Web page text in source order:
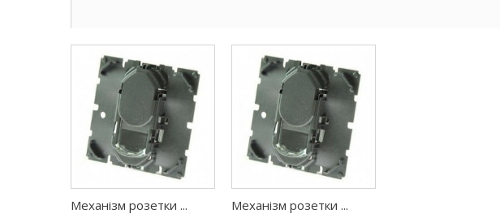
Механізм розетки ... Механізм розетки ...